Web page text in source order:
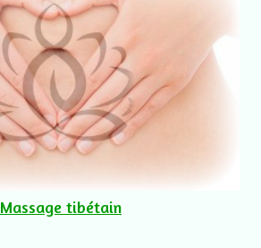
Massage tibétain